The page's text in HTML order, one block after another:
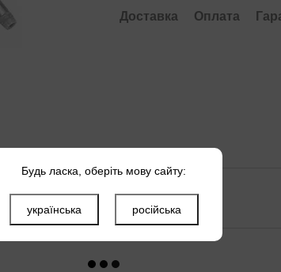
Доставка Оплата
Будь ласка, оберіть мову сайту:
українська російська